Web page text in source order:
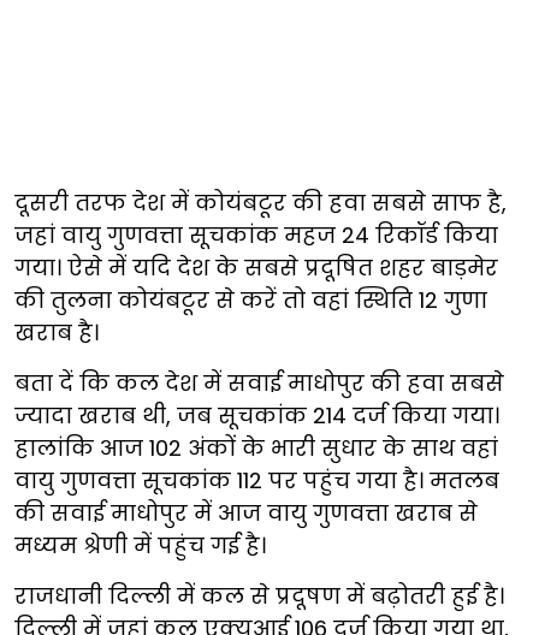
दूसरी तरफ देश में कोयंबटूर की हवा सबसे साफ है,
जहां वायु गुणवत्ता सूचकांक महज 24 रिकॉर्ड किया
गया। ऐसे में यदि देश के सबसे प्रदूषित शहर बाड़मेर
की तुलना कोयंबटूर से करें तो वहां स्थिति 12 गुणा
खराब है।
बता दें कि कल देश में सवाई माधोपुर की हवा सबसे
ज्यादा खराब थी, जब सूचकांक 214 दर्ज किया गया।
हालांकि आज 102 अंकों के भारी सुधार के साथ वहां
वायु गुणवत्ता सूचकांक 112 पर पहुंच गया है। मतलब
की सवाई माधोपुर में आज वायु गुणवत्ता खराब से
मध्यम श्रेणी में पहुंच गई है।
राजधानी दिल्ली में कल से प्रदूषण में बढ़ोतरी हुई है।
दिल्ली में जहां कल एक्यूआई 106 दर्ज किया गया था,